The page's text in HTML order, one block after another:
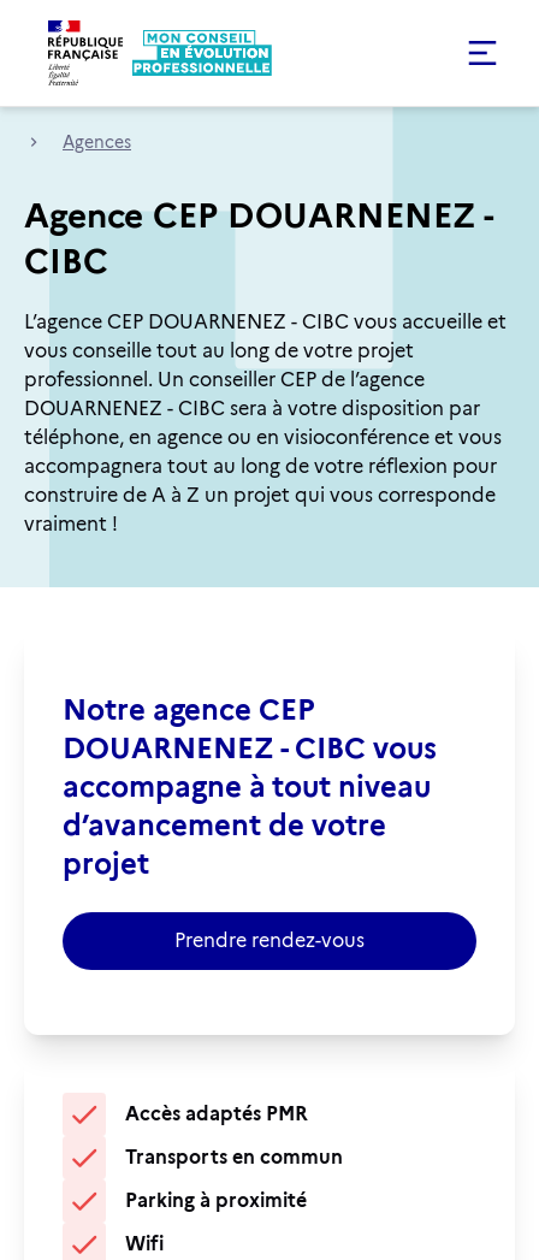
Agences
Agence CEP DOUARNENEZ -
CIBC
L’agence CEP DOUARNENEZ - CIBC vous accueille et
vous conseille tout au long de votre projet
professionnel. Un conseiller CEP de l’agence
DOUARNENEZ - CIBC sera à votre disposition par
téléphone, en agence ou en visioconférence et vous
accompagnera tout au long de votre réflexion pour
construire de A à Z un projet qui vous corresponde
vraiment !
Notre agence CEP
DOUARNENEZ - CIBC vous
accompagne à tout niveau
d’avancement de votre
projet
Prendre rendez-vous
Accès adaptés PMR
Transports en commun
Parking à proximité
Wifi